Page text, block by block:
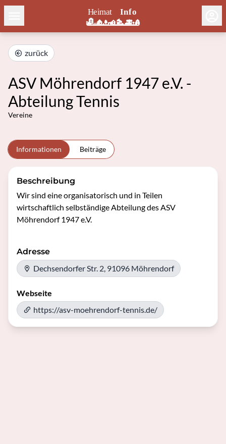
zurück
ASV Möhrendorf 1947 e.V. -
Abteilung Tennis
Vereine
Informationen Beiträge
Beschreibung
Wir sind eine organisatorisch und in Teilen
wirtschaftlich selbständige Abteilung des ASV
Möhrendorf 1947 e.V.
Adresse
Dechsendorfer Str. 2, 91096 Möhrendorf
Webseite
https://asv-moehrendorf-tennis.de/